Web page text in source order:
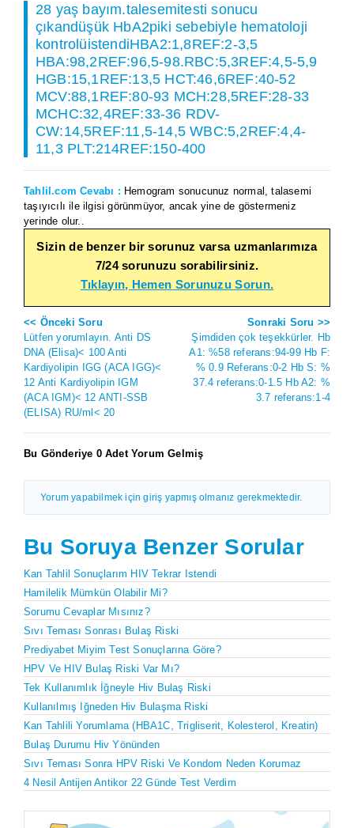
28 yaş bayım.talesemitesti sonucu
çıkandüşük HbA2piki sebebiyle hematoloji
kontrolüistendiHBA2:1,8REF:2-3,5
HBA:98,2REF:96,5-98.RBC:5,3REF:4,5-5,9
HGB:15,1REF:13,5 HCT:46,6REF:40-52
MCV:88,1REF:80-93 MCH:28,5REF:28-33
MCHC:32,4REF:33-36 RDV-
CW:14,5REF:11,5-14,5 WBC:5,2REF:4,4-
11,3 PLT:214REF:150-400
Tahlil.com Cevabı : Hemogram sonucunuz normal, talasemi
taşıyıcılı ile ilgisi görünmüyor, ancak yine de göstermeniz
yerinde olur..
Sizin de benzer bir sorunuz varsa uzmanlarımıza
7/24 sorunuzu sorabilirsiniz.
Tıklayın, Hemen Sorunuzu Sorun.
<< Önceki Soru
Lütfen yorumlayın. Anti DS
DNA (Elisa)< 100 Anti
Kardiyolipin IGG (ACA IGG)<
12 Anti Kardiyolipin IGM
(ACA IGM)< 12 ANTI-SSB
(ELISA) RU/ml< 20
Sonraki Soru >>
Şimdiden çok teşekkürler. Hb
A1: %58 referans:94-99 Hb F:
% 0.9 Referans:0-2 Hb S: %
37.4 referans:0-1.5 Hb A2: %
3.7 referans:1-4
Bu Gönderiye 0 Adet Yorum Gelmiş
Yorum yapabilmek için giriş yapmış olmanız gerekmektedir.
Bu Soruya Benzer Sorular
Kan Tahlil Sonuçlarım HIV Tekrar Istendi
Hamilelik Mümkün Olabilir Mi?
Sorumu Cevaplar Mısınız?
Sıvı Teması Sonrası Bulaş Riski
Prediyabet Miyim Test Sonuçlarına Göre?
HPV Ve HIV Bulaş Riski Var Mı?
Tek Kullanımlık İğneyle Hiv Bulaş Riski
Kullanılmış Iğneden Hiv Bulaşma Riski
Kan Tahlili Yorumlama (HBA1C, Trigliserit, Kolesterol, Kreatin)
Bulaş Durumu Hiv Yönünden
Sıvı Teması Sonra HPV Riski Ve Kondom Neden Korumaz
4 Nesil Antijen Antikor 22 Günde Test Verdim